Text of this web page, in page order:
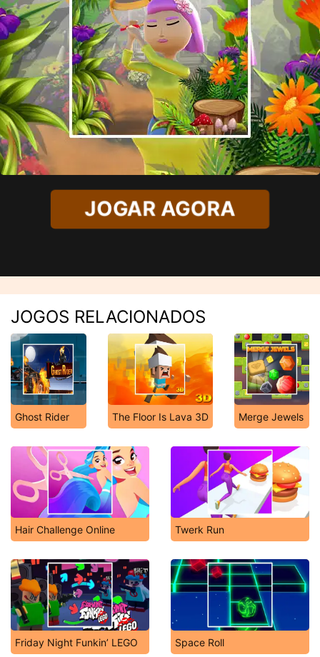
JOGAR AGORA
JOGOS RELACIONADOS
Ghost Rider The Floor Is Lava 3D Merge Jewels
Hair Challenge Online Twerk Run
Friday Night Funkin’ LEGO Space Roll